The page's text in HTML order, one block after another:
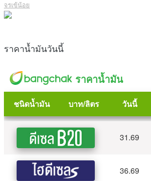
จรเข้น้อย
ราคาน้ำมันวันนี้